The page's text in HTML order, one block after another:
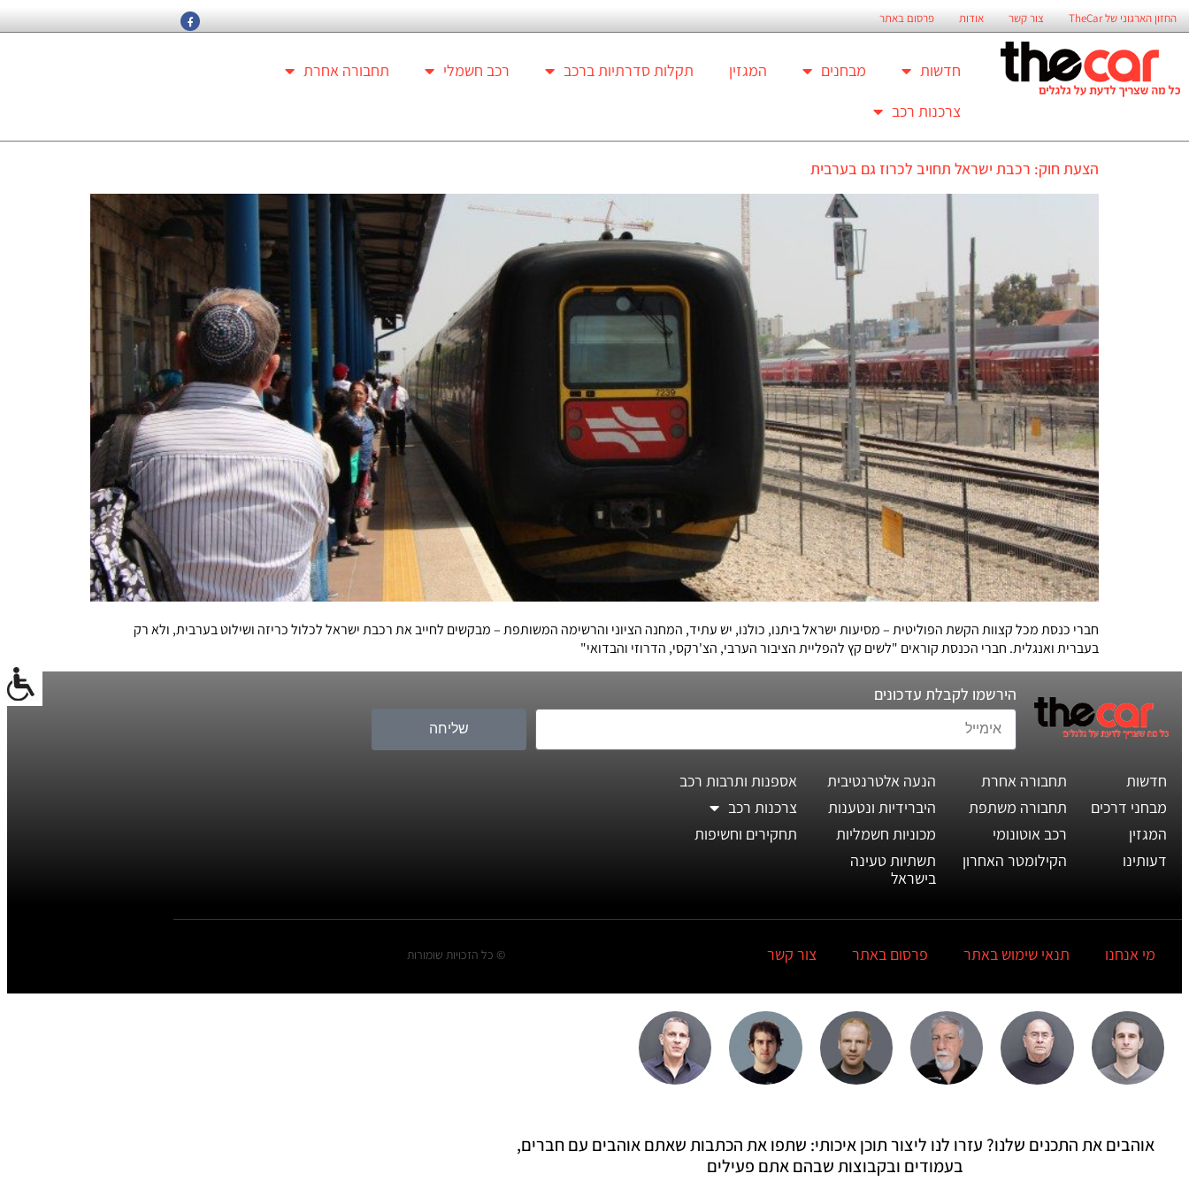
החזון הארגוני של TheCar צור קשר אודות פרסום באתר
חדשות מבחנים המגזין תקלות סדרתיות ברכב רכב חשמלי
תחבורה אחרת
צרכנות רכב
הצעת חוק: רכבת ישראל תחויב לכרוז גם בערבית
חברי כנסת מכל קצוות הקשת הפוליטית – מסיעות ישראל ביתנו, כולנו, יש עתיד, המחנה הציוני והרשימה המשותפת – מבקשים לחייב את רכבת ישראל לכלול כריזה ושילוט בערבית, ולא רק
בעברית ואנגלית. חברי הכנסת קוראים "לשים קץ להפליית הציבור הערבי, הצ'רקסי, הדרוזי והבדואי"
הירשמו לקבלת עדכונים
שליחה
חדשות
מבחני דרכים
המגזין
דעותינו
תחבורה אחרת
תחבורה משתפת
רכב אוטונומי
הקילומטר האחרון
הנעה אלטרנטיבית
היברידיות ונטענות
מכוניות חשמליות
תשתיות טעינה
בישראל
אספנות ותרבות רכב
צרכנות רכב
תחקירים וחשיפות
מי אנחנו תנאי שימוש באתר פרסום באתר צור קשר © כל הזכויות שומורות
אוהבים את התכנים שלנו? עזרו לנו ליצור תוכן איכותי: שתפו את הכתבות שאתם אוהבים עם חברים,
בעמודים ובקבוצות שבהם אתם פעילים